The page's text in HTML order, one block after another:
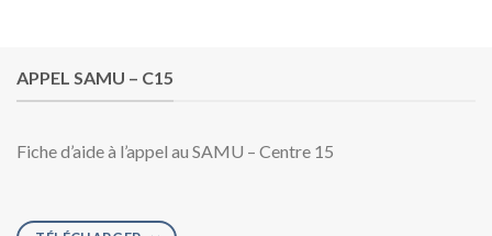
APPEL SAMU – C15
Fiche d’aide à l’appel au SAMU – Centre 15